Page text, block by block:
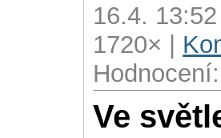
16.4.
1720× |
Ve